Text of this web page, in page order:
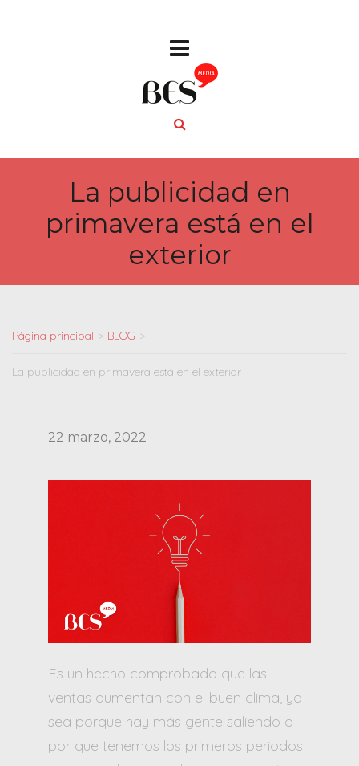
La publicidad en
primavera está en el
exterior
Página principal > BLOG >
La publicidad en primavera está en el exterior
22 marzo, 2022
Es un hecho comprobado que las
ventas aumentan con el buen clima, ya
sea porque hay más gente saliendo o
por que tenemos los primeros periodos